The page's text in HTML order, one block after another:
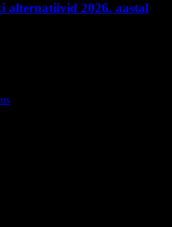
alternatiivid 2026. aastal